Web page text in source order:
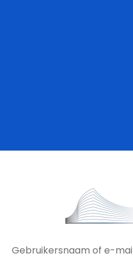
Gebruikersnaam of e-